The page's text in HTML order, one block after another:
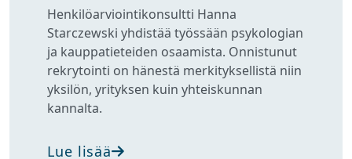
Henkilöarviointikonsultti Hanna
Starczewski yhdistää työssään psykologian
ja kauppatieteiden osaamista. Onnistunut
rekrytointi on hänestä merkityksellistä niin
yksilön, yrityksen kuin yhteiskunnan
kannalta.
Lue lisää